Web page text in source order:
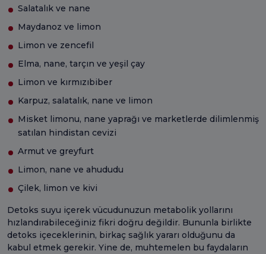
Salatalık ve nane
Maydanoz ve limon
Limon ve zencefil
Elma, nane, tarçın ve yeşil çay
Limon ve kırmızıbiber
Karpuz, salatalık, nane ve limon
Misket limonu, nane yaprağı ve marketlerde dilimlenmiş
satılan hindistan cevizi
Armut ve greyfurt
Limon, nane ve ahududu
Çilek, limon ve kivi
Detoks suyu içerek vücudunuzun metabolik yollarını
hızlandırabileceğiniz fikri doğru değildir. Bununla birlikte
detoks içeceklerinin, birkaç sağlık yararı olduğunu da
kabul etmek gerekir. Yine de, muhtemelen bu faydaların